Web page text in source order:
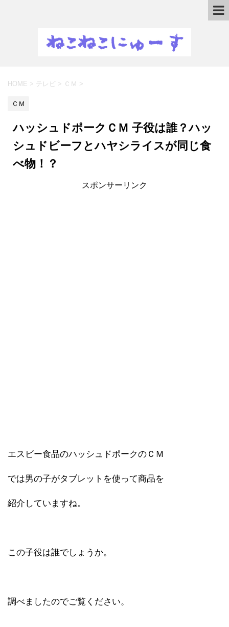
HOME > テレビ > ＣＭ >
ＣＭ
ハッシュドポークＣＭ 子役は誰？ハッ
シュドビーフとハヤシライスが同じ食
べ物！？
スポンサーリンク
エスビー食品のハッシュドポークのＣＭ
では男の子がタブレットを使って商品を
紹介していますね。
この子役は誰でしょうか。
調べましたのでご覧ください。